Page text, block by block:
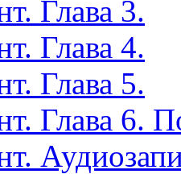
Глава 3.
Глава 4.
Глава 5.
Глава 6.